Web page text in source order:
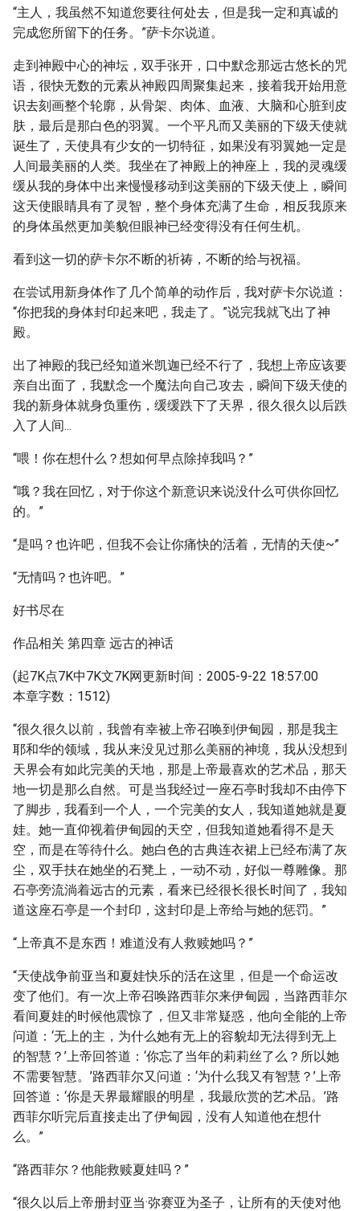
“主人，我虽然不知道您要往何处去，但是我一定和真诚的
完成您所留下的任务。”萨卡尔说道。
走到神殿中心的神坛，双手张开，口中默念那远古悠长的咒
语，很快无数的元素从神殿四周聚集起来，接着我开始用意
识去刻画整个轮廓，从骨架、肉体、血液、大脑和心脏到皮
肤，最后是那白色的羽翼。一个平凡而又美丽的下级天使就
诞生了，天使具有少女的一切特征，如果没有羽翼她一定是
人间最美丽的人类。我坐在了神殿上的神座上，我的灵魂缓
缓从我的身体中出来慢慢移动到这美丽的下级天使上，瞬间
这天使眼睛具有了灵智，整个身体充满了生命，相反我原来
的身体虽然更加美貌但眼神已经变得没有任何生机。
看到这一切的萨卡尔不断的祈祷，不断的给与祝福。
在尝试用新身体作了几个简单的动作后，我对萨卡尔说道：
“你把我的身体封印起来吧，我走了。”说完我就飞出了神
殿。
出了神殿的我已经知道米凯迦已经不行了，我想上帝应该要
亲自出面了，我默念一个魔法向自己攻去，瞬间下级天使的
我的新身体就身负重伤，缓缓跌下了天界，很久很久以后跌
入了人间...
“喂！你在想什么？想如何早点除掉我吗？”
“哦？我在回忆，对于你这个新意识来说没什么可供你回忆
的。”
“是吗？也许吧，但我不会让你痛快的活着，无情的天使~”
“无情吗？也许吧。”
好书尽在
作品相关 第四章 远古的神话
(起7K点7K中7K文7K网更新时间：2005-9-22 18:57:00
本章字数：1512)
“很久很久以前，我曾有幸被上帝召唤到伊甸园，那是我主
耶和华的领域，我从来没见过那么美丽的神境，我从没想到
天界会有如此完美的天地，那是上帝最喜欢的艺术品，那天
地一切是那么自然。可是当我经过一座石亭时我却不由停下
了脚步，我看到一个人，一个完美的女人，我知道她就是夏
娃。她一直仰视着伊甸园的天空，但我知道她看得不是天
空，而是在等待什么。她白色的古典连衣裙上已经布满了灰
尘，双手扶在她坐的石凳上，一动不动，好似一尊雕像。那
石亭旁流淌着远古的元素，看来已经很长很长时间了，我知
道这座石亭是一个封印，这封印是上帝给与她的惩罚。”
“上帝真不是东西！难道没有人救赎她吗？”
“天使战争前亚当和夏娃快乐的活在这里，但是一个命运改
变了他们。有一次上帝召唤路西菲尔来伊甸园，当路西菲尔
看间夏娃的时候他震惊了，但又非常疑惑，他向全能的上帝
问道：‘无上的主，为什么她有无上的容貌却无法得到无上
的智慧？’上帝回答道：‘你忘了当年的莉莉丝了么？所以她
不需要智慧。’路西菲尔又问道：‘为什么我又有智慧？’上帝
回答道：‘你是天界最耀眼的明星，我最欣赏的艺术品。’路
西菲尔听完后直接走出了伊甸园，没有人知道他在想什
么。”
“路西菲尔？他能救赎夏娃吗？”
“很久以后上帝册封亚当·弥赛亚为圣子，让所有的天使对他